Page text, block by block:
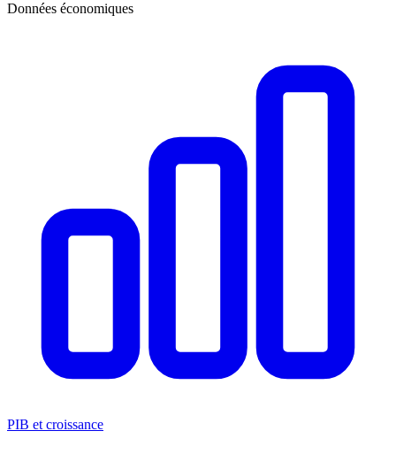
Données économiques
PIB et croissance